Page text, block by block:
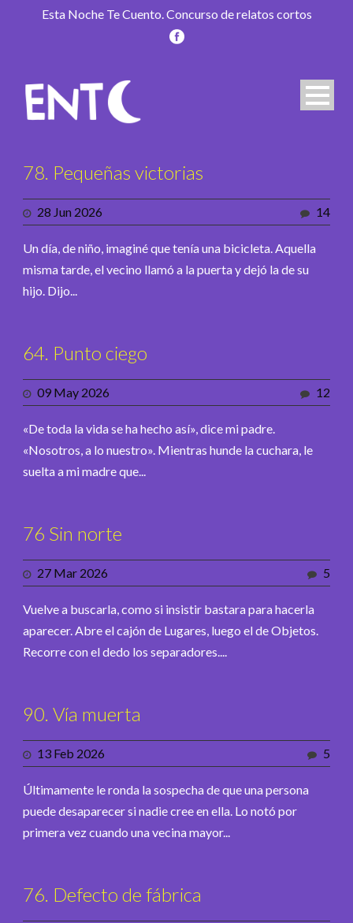
Esta Noche Te Cuento. Concurso de relatos cortos
78. Pequeñas victorias
28 Jun 2026 14
Un día, de niño, imaginé que tenía una bicicleta. Aquella
misma tarde, el vecino llamó a la puerta y dejó la de su
hijo. Dijo...
64. Punto ciego
09 May 2026 12
«De toda la vida se ha hecho así», dice mi padre.
«Nosotros, a lo nuestro». Mientras hunde la cuchara, le
suelta a mi madre que...
76 Sin norte
27 Mar 2026 5
Vuelve a buscarla, como si insistir bastara para hacerla
aparecer. Abre el cajón de Lugares, luego el de Objetos.
Recorre con el dedo los separadores....
90. Vía muerta
13 Feb 2026 5
Últimamente le ronda la sospecha de que una persona
puede desaparecer si nadie cree en ella. Lo notó por
primera vez cuando una vecina mayor...
76. Defecto de fábrica